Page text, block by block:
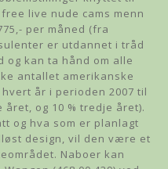
live nude cams menn
per måned (fra
er utdannet i tråd
og kan ta hånd om alle
antallet amerikanske
hvert år i perioden 2007 til
året, og 10 % tredje året).
og hva som er planlagt
design, vil den være et
Naboer kan